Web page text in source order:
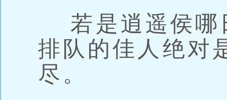
若是逍遥侯哪
排队的佳人绝对
尽。